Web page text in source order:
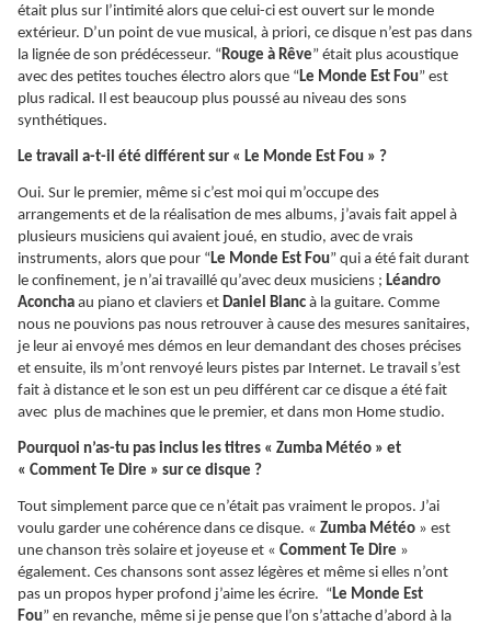
était plus sur l’intimité alors que celui-ci est ouvert sur le monde
extérieur. D’un point de vue musical, à priori, ce disque n’est pas dans
la lignée de son prédécesseur. “Rouge à Rêve” était plus acoustique
avec des petites touches électro alors que “Le Monde Est Fou” est
plus radical. Il est beaucoup plus poussé au niveau des sons
synthétiques.
Le travail a-t-il été différent sur « Le Monde Est Fou » ?
Oui. Sur le premier, même si c’est moi qui m’occupe des
arrangements et de la réalisation de mes albums, j’avais fait appel à
plusieurs musiciens qui avaient joué, en studio, avec de vrais
instruments, alors que pour “Le Monde Est Fou” qui a été fait durant
le confinement, je n’ai travaillé qu’avec deux musiciens ; Léandro
Aconcha au piano et claviers et Daniel Blanc à la guitare. Comme
nous ne pouvions pas nous retrouver à cause des mesures sanitaires,
je leur ai envoyé mes démos en leur demandant des choses précises
et ensuite, ils m’ont renvoyé leurs pistes par Internet. Le travail s’est
fait à distance et le son est un peu différent car ce disque a été fait
avec plus de machines que le premier, et dans mon Home studio.
Pourquoi n’as-tu pas inclus les titres « Zumba Météo » et
« Comment Te Dire » sur ce disque ?
Tout simplement parce que ce n’était pas vraiment le propos. J’ai
voulu garder une cohérence dans ce disque. « Zumba Météo » est
une chanson très solaire et joyeuse et « Comment Te Dire »
également. Ces chansons sont assez légères et même si elles n’ont
pas un propos hyper profond j’aime les écrire. “Le Monde Est
Fou” en revanche, même si je pense que l’on s’attache d’abord à la